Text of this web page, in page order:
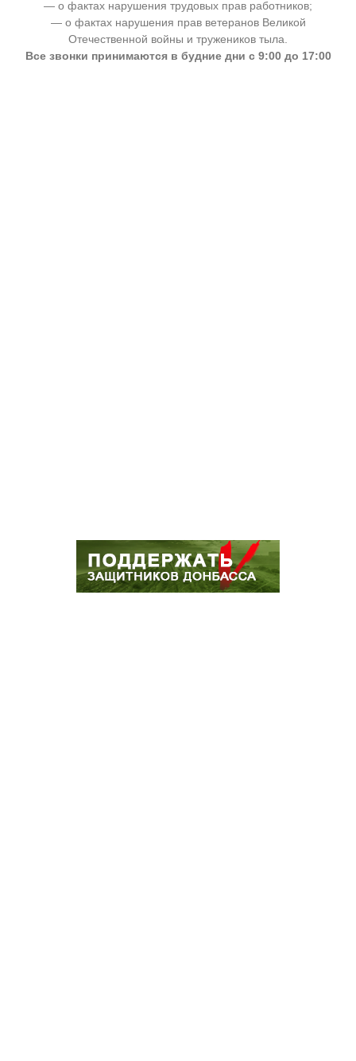
— о фактах нарушения трудовых прав работников;
— о фактах нарушения прав ветеранов Великой
Отечественной войны и тружеников тыла.
Все звонки принимаются в будние дни с 9:00 до 17:00